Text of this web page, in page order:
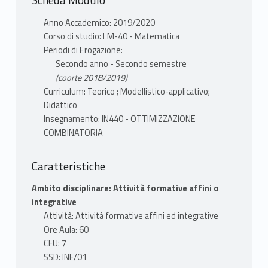
Scienze Computazionali LM-40
(docente da definire)
Anno Accademico: 2019/2020
Corso di studio: LM-40 - Matematica
Periodi di Erogazione:
Secondo anno - Secondo semestre
(coorte 2018/2019)
Curriculum: Teorico ; Modellistico-applicativo;
Didattico
Insegnamento: IN440 - OTTIMIZZAZIONE
COMBINATORIA
Caratteristiche
Ambito disciplinare: Attività formative affini o
integrative
Attività: Attività formative affini ed integrative
Ore Aula: 60
CFU: 7
SSD: INF/01